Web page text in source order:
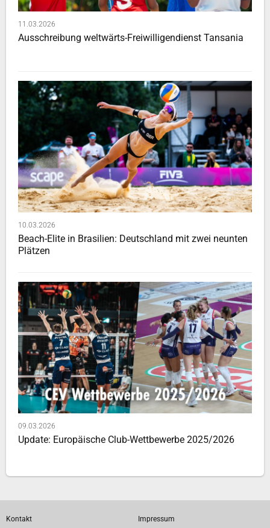
11.03.2026
Ausschreibung weltwärts-Freiwilligendienst Tansania
10.03.2026
Beach-Elite in Brasilien: Deutschland mit zwei neunten
Plätzen
09.03.2026
Update: Europäische Club-Wettbewerbe 2025/2026
Kontakt
Impressum